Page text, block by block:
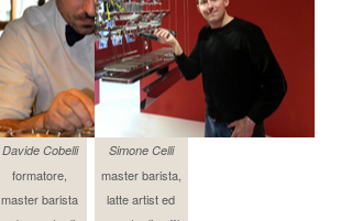
Davide Cobelli
formatore,
master barista
Simone Celli
master barista,
latte artist ed